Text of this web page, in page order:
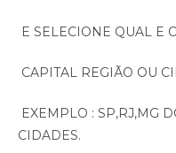
E SELECIONE QUAL E
CAPITAL REGIÃO OU
EXEMPLO : SP,RJ,MG
CIDADES.